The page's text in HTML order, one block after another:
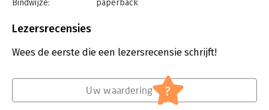
Bindwijze:
paperback
Uitgever:
Verschijningsdatum:
10-5-2024
Mens en maatschappij
De kleine...
Lezersrecensies
Wees de eerste die een lezersrecensie schrijft!
Uw waardering ?